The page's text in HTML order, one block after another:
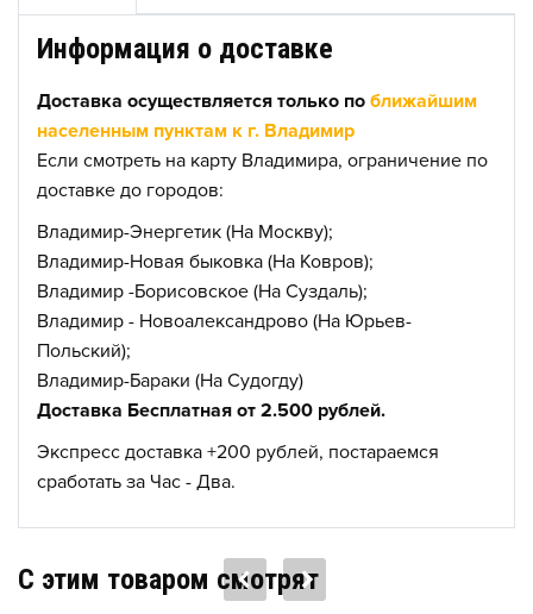
Информация о доставке
Доставка осуществляется только по ближайшим
населенным пунктам к г. Владимир
Если смотреть на карту Владимира, ограничение по
доставке до городов:
Владимир-Энергетик (На Москву);
Владимир-Новая быковка (На Ковров);
Владимир -Борисовское (На Суздаль);
Владимир - Новоалександрово (На Юрьев-
Польский);
Владимир-Бараки (На Судогду)
Доставка Бесплатная от 2.500 рублей.
Экспресс доставка +200 рублей, постараемся
сработать за Час - Два.
C этим товаром смотрят